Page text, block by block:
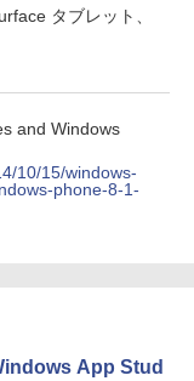
・カタログ: 本体ハ
トウェアのパーフ
ミュレータ紹介
| 16GBストレ
ラーディスプレ
最大8週間持続バッ
ラック (2025年発
タブレット、
and Windows
10/15/windows-
phone-8-1-
App Stud